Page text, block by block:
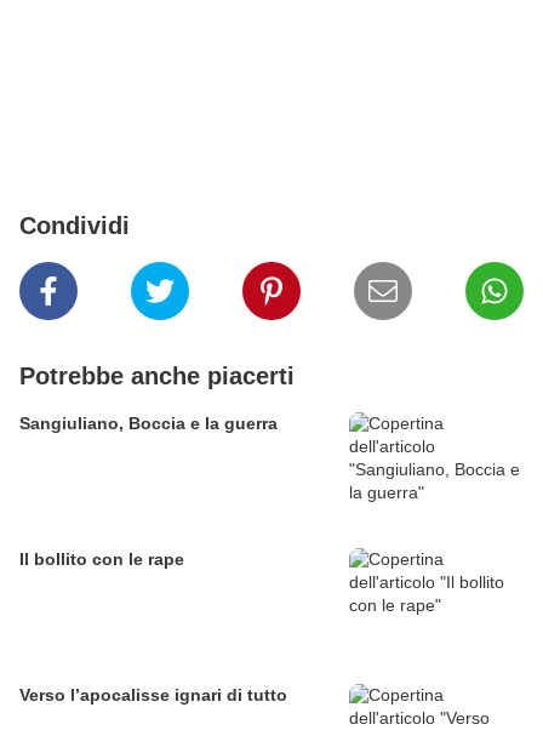
Condividi
Potrebbe anche piacerti
Sangiuliano, Boccia e la guerra
Il bollito con le rape
Verso l’apocalisse ignari di tutto